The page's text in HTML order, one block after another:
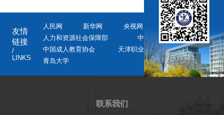
友情
链接
/
LINKS
人民网 新华网 央视网
教育部
人力和资源社会保障部
中国教育新闻网
中国成人教育协会
天津职业技术师范大学
青岛大学
更多 >
>
联系我们